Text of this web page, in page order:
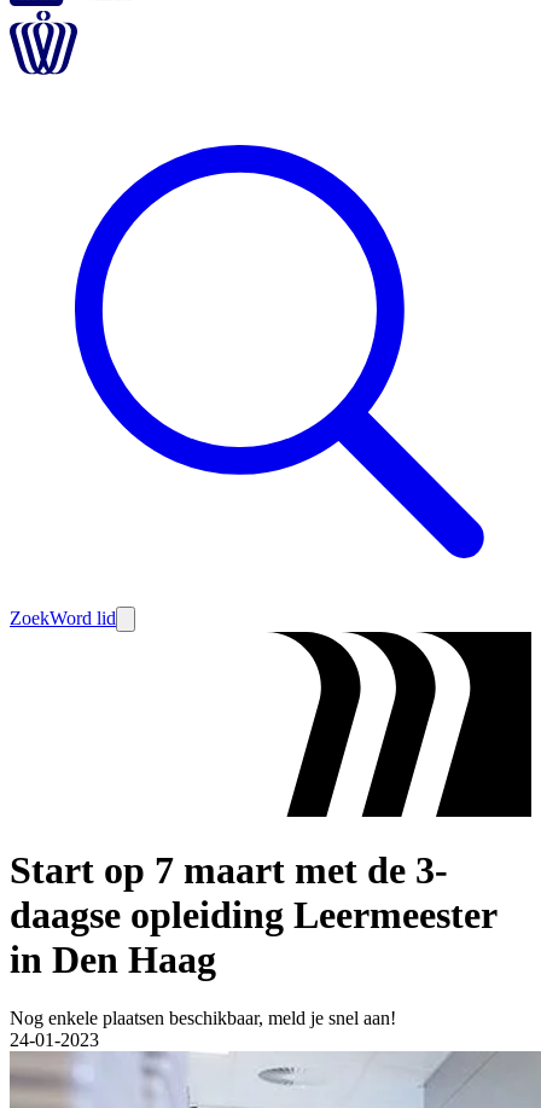
ZoekWord lid
Start op 7 maart met de 3-
daagse opleiding Leermeester
in Den Haag
Nog enkele plaatsen beschikbaar, meld je snel aan!
24-01-2023